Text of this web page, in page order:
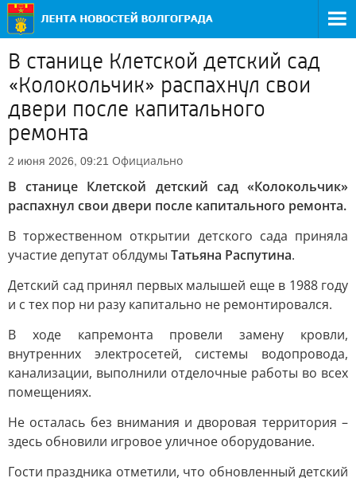
В станице Клетской детский сад
«Колокольчик» распахнул свои
двери после капитального
ремонта
2 июня 2026, 09:21 Официально
В станице Клетской детский сад «Колокольчик»
распахнул свои двери после капитального ремонта.
В торжественном открытии детского сада приняла
участие депутат облдумы Татьяна Распутина.
Детский сад принял первых малышей еще в 1988 году
и с тех пор ни разу капитально не ремонтировался.
В ходе капремонта провели замену кровли,
внутренних электросетей, системы водопровода,
канализации, выполнили отделочные работы во всех
помещениях.
Не осталась без внимания и дворовая территория –
здесь обновили игровое уличное оборудование.
Гости праздника отметили, что обновленный детский